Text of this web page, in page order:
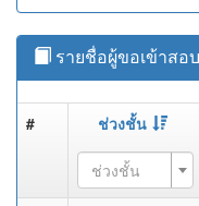
รายชื่อผู้ขอเข้าส
# ช่วงชั้น
ช่วงชั้น